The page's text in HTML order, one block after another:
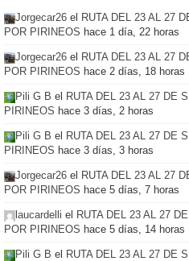
Jorgecar26 el RUTA DEL 23 AL 27
POR PIRINEOS hace 1 día, 22 horas
Jorgecar26 el RUTA DEL 23 AL 27
POR PIRINEOS hace 2 días, 18 horas
Pili G B el RUTA DEL 23 AL 27 DE
PIRINEOS hace 3 días, 2 horas
Pili G B el RUTA DEL 23 AL 27 DE
PIRINEOS hace 3 días, 3 horas
Jorgecar26 el RUTA DEL 23 AL 27
POR PIRINEOS hace 5 días, 7 horas
laucardelli el RUTA DEL 23 AL 27
POR PIRINEOS hace 5 días, 14 horas
Pili G B el RUTA DEL 23 AL 27 DE